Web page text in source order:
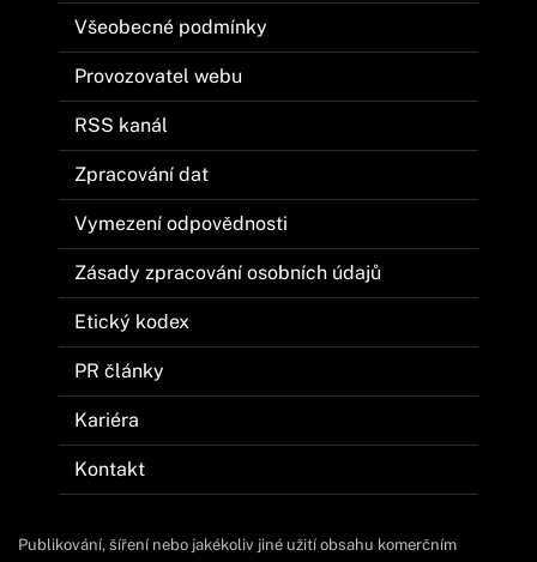
Všeobecné podmínky
Provozovatel webu
RSS kanál
Zpracování dat
Vymezení odpovědnosti
Zásady zpracování osobních údajů
Etický kodex
PR články
Kariéra
Kontakt
Publikování, šíření nebo jakékoliv jiné užití obsahu komerčním